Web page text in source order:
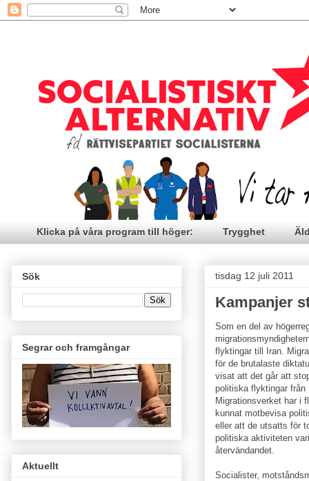
Klicka på våra program till höger: Trygghet
tisdag 12 juli 2011
Kampanjer
Som en del av
flyktingar till Iran.
för de brutalaste
visat att det går att
politiska flyktingar från
Migrationsverket har i
kunnat motbevisa
eller att de utsatts för
politiska aktiviteten
återvändandet.
Socialister,
Sök
Segrar och framgångar
Aktuellt